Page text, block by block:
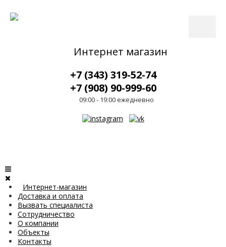
Интернет магазин
+7 (343) 319-52-74
+7 (908) 90-999-60
09:00 - 19:00 ежедневно
Интернет-магазин
Доставка и оплата
Вызвать специалиста
Сотрудничество
О компании
Объекты
Контакты